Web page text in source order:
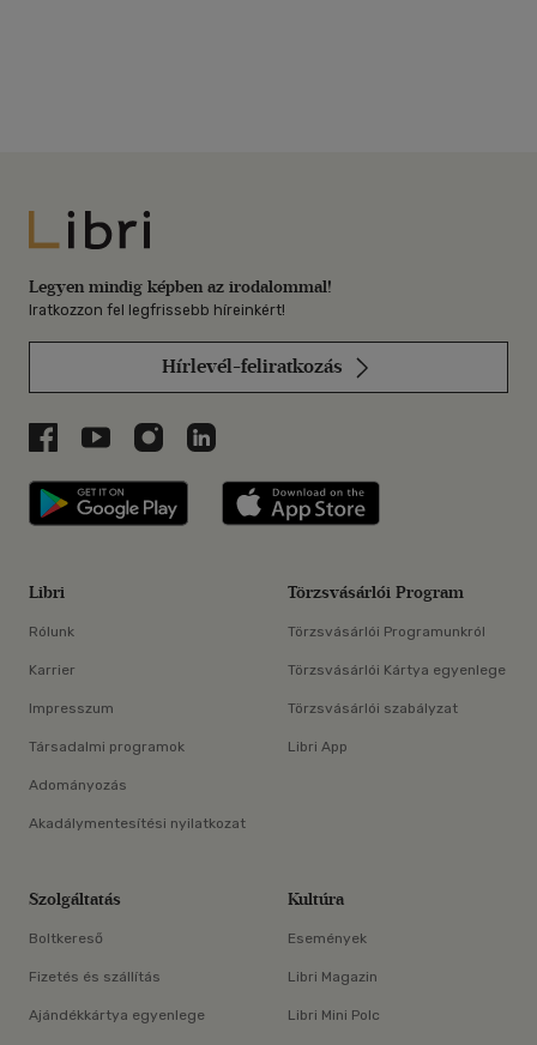
Libri
Legyen mindig képben az irodalommal!
Iratkozzon fel legfrissebb híreinkért!
Hírlevél-feliratkozás
Libri a Facebookon
Libri a Youtube-on
Libri az Instagramon
Libri a LinkedInen
Libri applikáció Szerezd meg: Google
Libri
Rólunk
Karrier
Impresszum
Társadalmi programok
Adományozás
Akadálymentesítési nyilatkozat
Törzsvásárlói Program
Törzsvásárlói Programunkról
Törzsvásárlói Kártya egyenlege
Törzsvásárlói szabályzat
Libri App
Szolgáltatás
Boltkereső
Fizetés és szállítás
Ajándékkártya egyenlege
Kultúra
Események
Libri Magazin
Libri Mini Polc